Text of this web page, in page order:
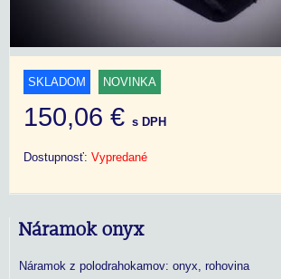
SKLADOM NOVINKA
150,06 € s DPH
Dostupnosť: Vypredané
Náramok onyx
Náramok z polodrahokamov: onyx, rohovina